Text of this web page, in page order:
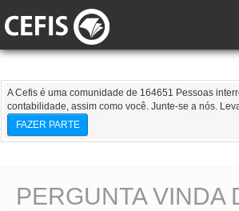
A Cefis é uma comunidade de 164651 Pessoas
contabilidade, assim como você. Junte-se a nós.
FAZER PARTE
PERGUNTA VINDA